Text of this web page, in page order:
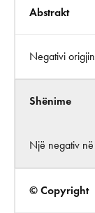
Abstrakt
Negativi
Shënime
Një negativ
© Copyright